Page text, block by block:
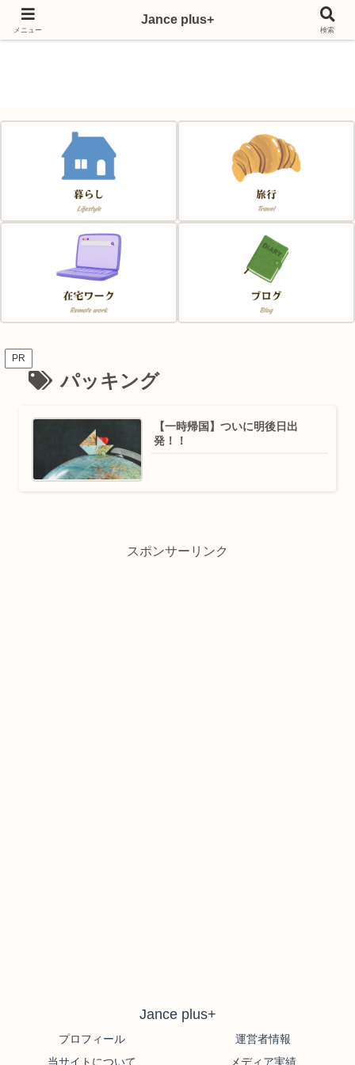
Japan & France & Chance～フランス移住応援サイト～
PR
パッキング
【一時帰国】ついに明後日出
発！！
スポンサーリンク
Jance plus+
プロフィール
運営者情報
当サイトについて
メディア実績
メニュー
Jance plus+
検索